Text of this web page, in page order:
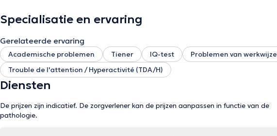
Specialisatie en ervaring
Gerelateerde ervaring
Academische problemen Tiener IQ-test Problemen van werkwijze
Trouble de l'attention / Hyperactivité (TDA/H)
Diensten
De prijzen zijn indicatief. De zorgverlener kan de prijzen aanpassen in functie van de
pathologie.